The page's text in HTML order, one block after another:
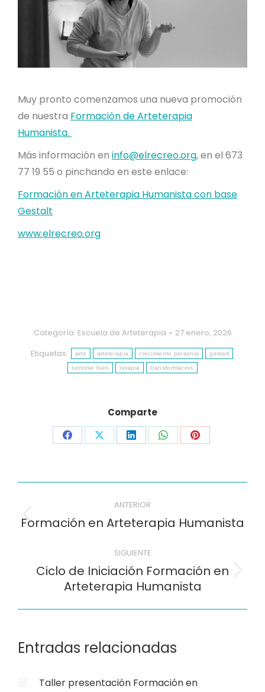
Muy pronto comenzamos una nueva promoción
de nuestra Formación de Arteterapia
Humanista.
Más información en info@elrecreo.org, en el 673
77 19 55 o pinchando en este enlace:
Formación en Arteterapia Humanista con base
Gestalt
www.elrecreo.org
Categoría: Escuela de Arteterapia
27 enero, 2026
Etiquetas:
arte arteterapia crecimiento personal gestalt
sentirse bien terapia transformacion
Comparte
Compartir
Facebook
Compartir
X
Compartir
LinkedIn
Compartir
WhatsApp
Compartir
Pinterest
de
ANTERIOR
Entrada
Formación en Arteterapia Humanista
SIGUIENTE
Siguiente
entrada:
Ciclo de Iniciación Formación en
Arteterapia Humanista
Entradas relacionadas
Taller presentación Formación en